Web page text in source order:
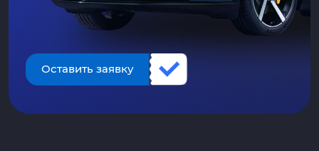
Оставить заявку